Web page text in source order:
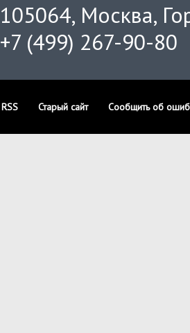
105064, Москва,
+7 (499) 267-90-80
RSS Старый сайт Сообщить об